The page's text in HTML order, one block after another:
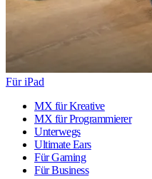
Für iPad
MX für Kreative
MX für Programmierer
Unterwegs
Ultimate Ears
Für Gaming
Für Business